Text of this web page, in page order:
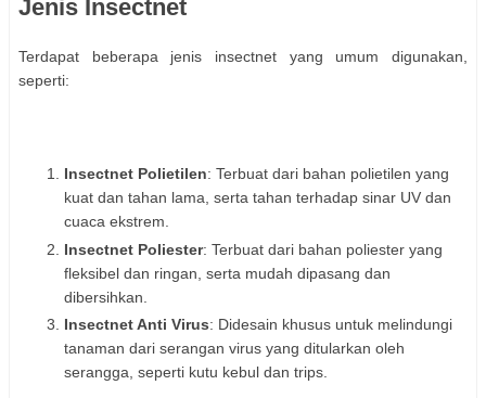
Jenis Insectnet
Terdapat beberapa jenis insectnet yang umum digunakan,
seperti:
Insectnet Polietilen: Terbuat dari bahan polietilen yang
kuat dan tahan lama, serta tahan terhadap sinar UV dan
cuaca ekstrem.
Insectnet Poliester: Terbuat dari bahan poliester yang
fleksibel dan ringan, serta mudah dipasang dan
dibersihkan.
Insectnet Anti Virus: Didesain khusus untuk melindungi
tanaman dari serangan virus yang ditularkan oleh
serangga, seperti kutu kebul dan trips.